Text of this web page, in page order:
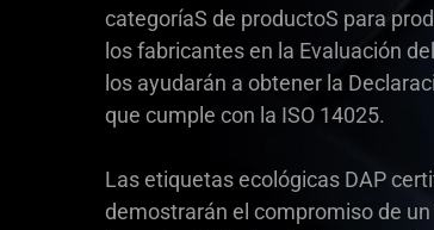
categoríaS de productoS para
los fabricantes en la Evaluación
los ayudarán a obtener la
que cumple con la ISO 14025.
Las etiquetas ecológicas DAP
demostrarán el compromiso de